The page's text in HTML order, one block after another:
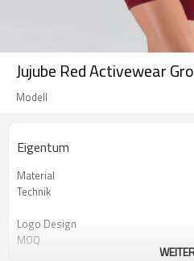
Jujube Red Activewear
Modell
Eigentum
Material
Technik
Logo Design
MOQ